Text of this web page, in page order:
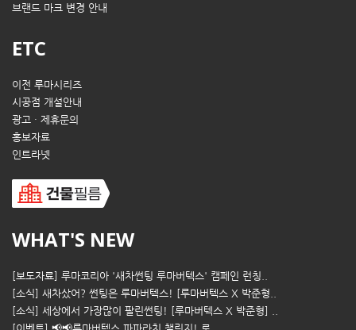
브랜드 마크 변경 안내
ETC
이전 루마시리즈
시공점 개설안내
광고 · 제휴문의
홍보자료
인트라넷
WHAT'S NEW
[보도자료] 루마코리아 '새차썬팅 루마버텍스' 캠페인 런칭..
[소식] 새차샀어? 썬팅은 루마버텍스! [루마버텍스 X 박준형..
[소식] 세상에서 가장많이 팔린썬팅! [루마버텍스 X 박준형] ..